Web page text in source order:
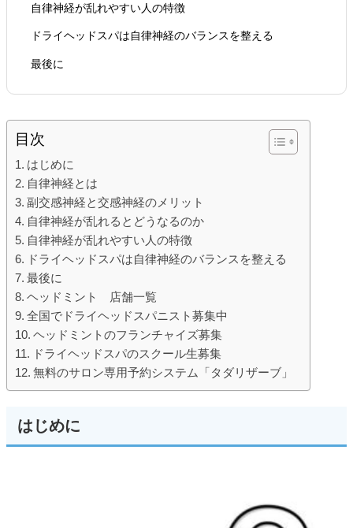
自律神経が乱れやすい人の特徴
ドライヘッドスパは自律神経のバランスを整える
最後に
目次
はじめに
自律神経とは
副交感神経と交感神経のメリット
自律神経が乱れるとどうなるのか
自律神経が乱れやすい人の特徴
ドライヘッドスパは自律神経のバランスを整える
最後に
ヘッドミント 店舗一覧
全国でドライヘッドスパニスト募集中
ヘッドミントのフランチャイズ募集
ドライヘッドスパのスクール生募集
無料のサロン専用予約システム「タダリザーブ」
はじめに